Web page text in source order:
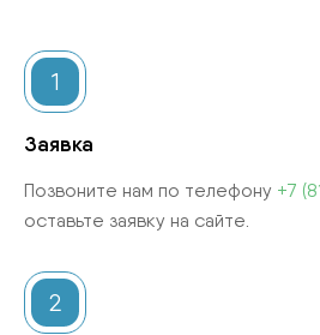
1
Заявка
Позвоните нам по телефону +7
оставьте заявку на сайте.
2